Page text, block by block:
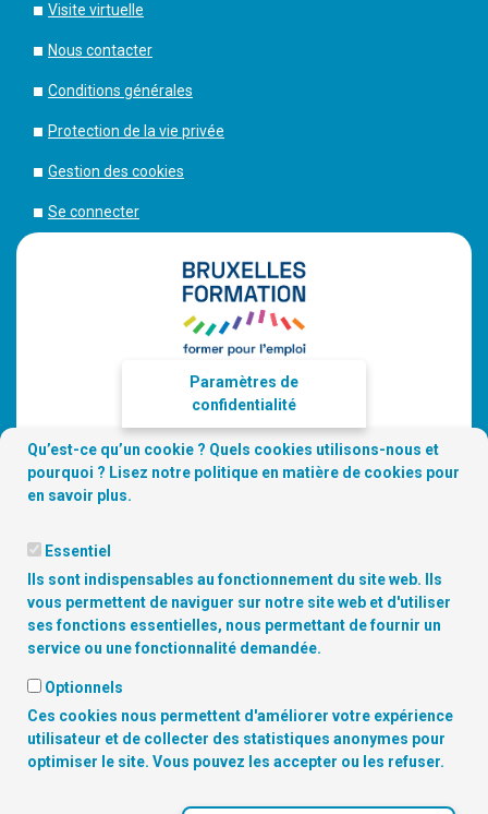
Visite virtuelle
Nous contacter
Conditions générales
Protection de la vie privée
Gestion des cookies
Se connecter
Copyright© 2026 Digitalcity.brussels | Trouvez-nous sur les
réseaux sociaux:
Paramètres de
confidentialité
Qu’est-ce qu’un cookie ? Quels cookies utilisons-nous et
pourquoi ? Lisez notre politique en matière de cookies pour
en savoir plus.
Essentiel
Ils sont indispensables au fonctionnement du site web. Ils
vous permettent de naviguer sur notre site web et d'utiliser
ses fonctions essentielles, nous permettant de fournir un
service ou une fonctionnalité demandée.
Optionnels
Ces cookies nous permettent d'améliorer votre expérience
utilisateur et de collecter des statistiques anonymes pour
optimiser le site. Vous pouvez les accepter ou les refuser.